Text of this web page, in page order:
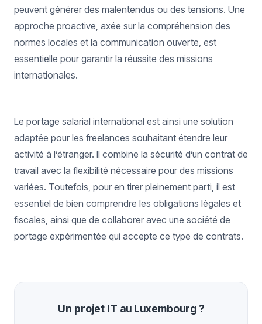
peuvent générer des malentendus ou des tensions. Une
approche proactive, axée sur la compréhension des
normes locales et la communication ouverte, est
essentielle pour garantir la réussite des missions
internationales.
Le portage salarial international est ainsi une solution
adaptée pour les freelances souhaitant étendre leur
activité à l’étranger. Il combine la sécurité d’un contrat de
travail avec la flexibilité nécessaire pour des missions
variées. Toutefois, pour en tirer pleinement parti, il est
essentiel de bien comprendre les obligations légales et
fiscales, ainsi que de collaborer avec une société de
portage expérimentée qui accepte ce type de contrats.
Un projet IT au Luxembourg ?